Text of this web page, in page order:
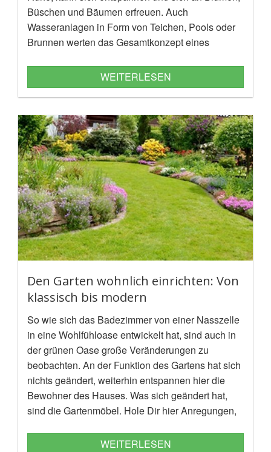
Büschen und Bäumen erfreuen. Auch
Wasseranlagen in Form von Teichen, Pools oder
Brunnen werten das Gesamtkonzept eines
daran hat, lohnt es sich, die Planung in die Hand
von Fachbetrieben zu geben.
WEITERLESEN
Den Garten wohnlich einrichten: Von
klassisch bis modern
So wie sich das Badezimmer von einer Nasszelle
in eine Wohlfühloase entwickelt hat, sind auch in
der grünen Oase große Veränderungen zu
beobachten. An der Funktion des Gartens hat sich
nichts geändert, weiterhin entspannen hier die
Bewohner des Hauses. Was sich geändert hat,
sind die Gartenmöbel. Hole Dir hier Anregungen,
Accessoires gemütlicher gestalten kannst.
WEITERLESEN